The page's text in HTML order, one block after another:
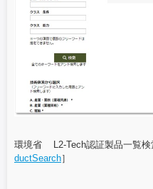
環境省 L2-Tech認証製品一覧検
ductSearch］